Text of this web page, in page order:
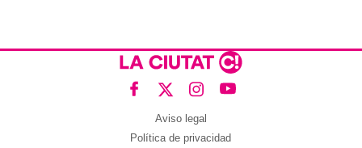
Aviso legal
Política de privacidad